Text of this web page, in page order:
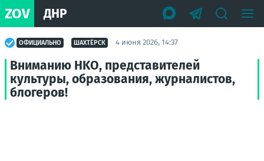
ZOV ДНР
ОФИЦИАЛЬНО ШАХТЁРСК 4 июня 2026, 14:37
Вниманию HKO, представителей
культуры, образования, журналистов,
блогеров!